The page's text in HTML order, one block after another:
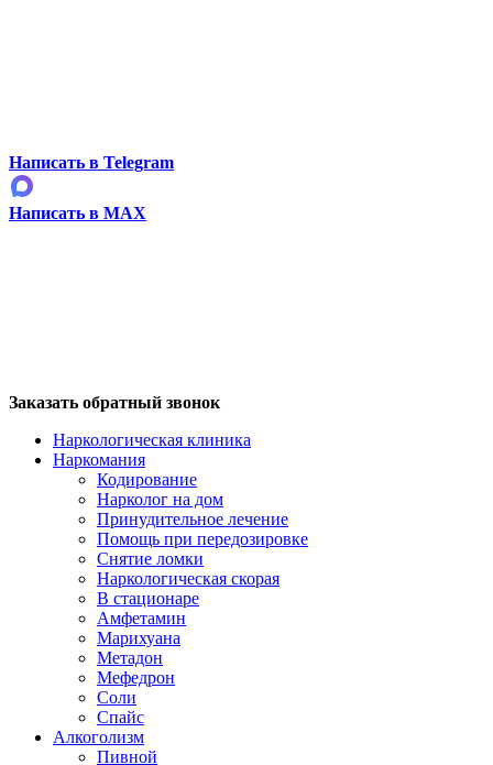
Написать в Telegram
Написать в MAX
Заказать обратный звонок
Наркологическая клиника
Наркомания
Кодирование
Нарколог на дом
Принудительное лечение
Помощь при передозировке
Снятие ломки
Наркологическая скорая
В стационаре
Амфетамин
Марихуана
Метадон
Мефедрон
Соли
Спайс
Алкоголизм
Пивной